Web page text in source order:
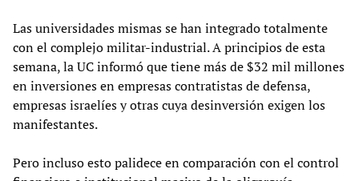
Las universidades mismas se han integrado totalmente
con el complejo militar-industrial. A principios de esta
semana, la UC informó que tiene más de $32 mil millones
en inversiones en empresas contratistas de defensa,
empresas israelíes y otras cuya desinversión exigen los
manifestantes.
Pero incluso esto palidece en comparación con el control